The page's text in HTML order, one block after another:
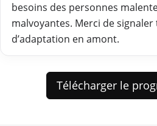
besoins des personnes
malvoyantes. Merci de
d’adaptation en amont.
Télécharger le